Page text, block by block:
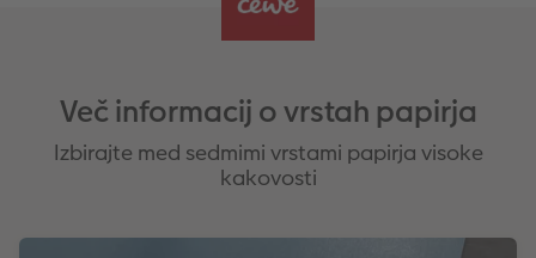
Več informacij o vrstah papirja
Izbirajte med sedmimi vrstami papirja visoke
kakovosti